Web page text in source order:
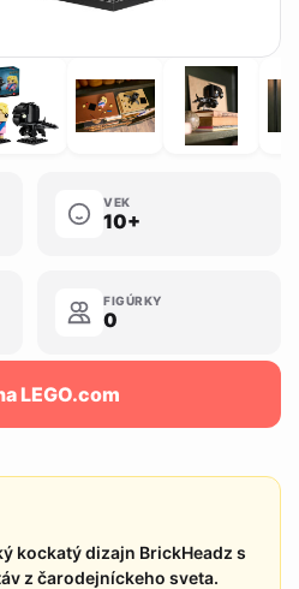
VEK
10+
FIGÚRKY
0
LEGO.com
kockatý dizajn BrickHeadz s
z čarodejníckeho sveta.